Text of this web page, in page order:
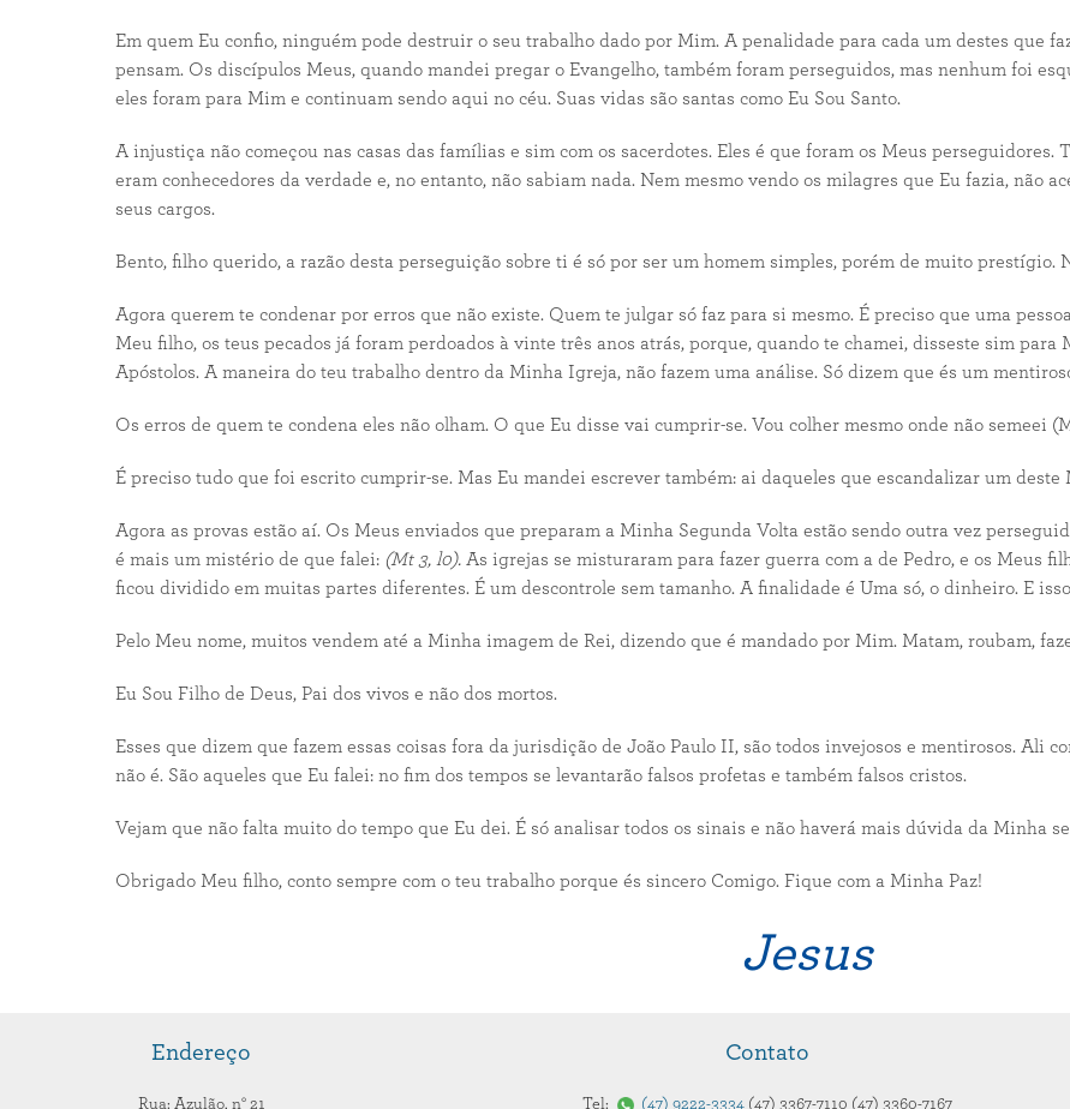
Em quem Eu confio, ninguém pode destruir o seu trabalho dado por Mim. A penalidade para cada um destes que
pensam. Os discípulos Meus, quando mandei pregar o Evangelho, também foram perseguidos, mas nenhum foi
eles foram para Mim e continuam sendo aqui no céu. Suas vidas são santas como Eu Sou Santo.
A injustiça não começou nas casas das famílias e sim com os sacerdotes. Eles é que foram os Meus
eram conhecedores da verdade e, no entanto, não sabiam nada. Nem mesmo vendo os milagres que Eu fazia, não
seus cargos.
Bento, filho querido, a razão desta perseguição sobre ti é só por ser um homem simples, porém de muito
Agora querem te condenar por erros que não existe. Quem te julgar só faz para si mesmo. É preciso que uma
Meu filho, os teus pecados já foram perdoados à vinte três anos atrás, porque, quando te chamei, disseste sim
Apóstolos. A maneira do teu trabalho dentro da Minha Igreja, não fazem uma análise. Só dizem que és um
Os erros de quem te condena eles não olham. O que Eu disse vai cumprir-se. Vou colher mesmo onde não semeei
É preciso tudo que foi escrito cumprir-se. Mas Eu mandei escrever também: ai daqueles que escandalizar um
Agora as provas estão aí. Os Meus enviados que preparam a Minha Segunda Volta estão sendo outra vez
é mais um mistério de que falei: (Mt 3, l0). As igrejas se misturaram para fazer guerra com a de Pedro, e os Meus
ficou dividido em muitas partes diferentes. É um descontrole sem tamanho. A finalidade é Uma só, o dinheiro. E
Pelo Meu nome, muitos vendem até a Minha imagem de Rei, dizendo que é mandado por Mim. Matam, roubam,
Eu Sou Filho de Deus, Pai dos vivos e não dos mortos.
Esses que dizem que fazem essas coisas fora da jurisdição de João Paulo II, são todos invejosos e mentirosos. Ali
não é. São aqueles que Eu falei: no fim dos tempos se levantarão falsos profetas e também falsos cristos.
Vejam que não falta muito do tempo que Eu dei. É só analisar todos os sinais e não haverá mais dúvida da Minha
Obrigado Meu filho, conto sempre com o teu trabalho porque és sincero Comigo. Fique com a Minha Paz!
Jesus
Endereço
Rua: Azulão, n° 21
Contato
Tel: 47 9222-3334 47 3367-7110 47 3360-7167